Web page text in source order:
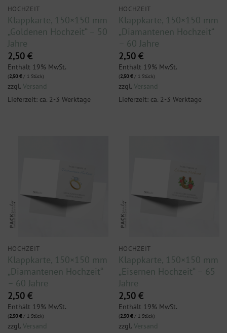
HOCHZEIT
Klappkarte, 150×150 mm
„Goldenen Hochzeit“ – 50
Jahre
2,50 €
Enthält 19% MwSt.
(2,50€/ 1 Stück)
zzgl. Versand
Lieferzeit: ca. 2-3 Werktage
HOCHZEIT
Klappkarte, 150×150 mm
„Diamantenen Hochzeit“
– 60 Jahre
2,50 €
Enthält 19% MwSt.
(2,50€/ 1 Stück)
zzgl. Versand
Lieferzeit: ca. 2-3 Werktage
HOCHZEIT
Klappkarte, 150×150 mm
„Diamantenen Hochzeit“
– 60 Jahre
2,50 €
Enthält 19% MwSt.
(2,50€/ 1 Stück)
zzgl. Versand
HOCHZEIT
Klappkarte, 150×150 mm
„Eisernen Hochzeit“ – 65
Jahre
2,50 €
Enthält 19% MwSt.
(2,50€/ 1 Stück)
zzgl. Versand